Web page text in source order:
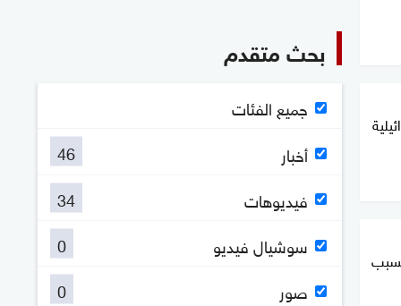
بحث متقدم
جميع الفئات
أخبار
46
فيديوهات
34
سوشيال فيديو
0
صور
0